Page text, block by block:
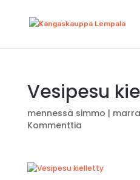
Vesipesu
mennessä simmo |
Kommenttia